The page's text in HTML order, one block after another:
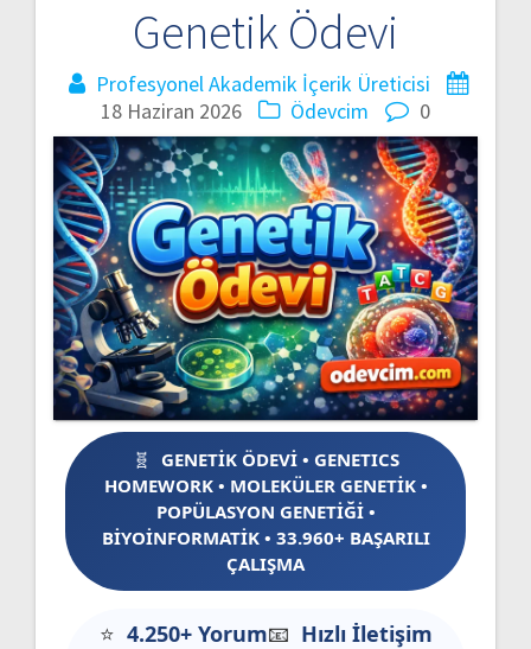
Genetik Ödevi
Profesyonel Akademik İçerik Üreticisi
18 Haziran 2026
Ödevcim 0
GENETİK ÖDEVİ • GENETICS
HOMEWORK • MOLEKÜLER GENETİK •
POPÜLASYON GENETİĞİ •
BİYOİNFORMATİK • 33.960+ BAŞARILI
ÇALIŞMA
4.250+ Yorum
Hızlı İletişim